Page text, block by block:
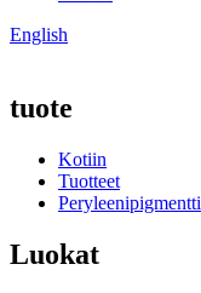
English
tuote
Kotiin
Tuotteet
Peryleenipigmentti
Luokat